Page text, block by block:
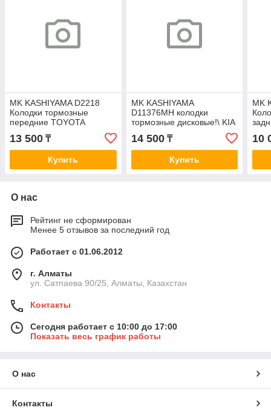
MK KASHIYAMA D2218
Колодки тормозные
передние TOYOTA
HIGHLANDER MCU 08.03-
05.07
13 500 ₸
Купить
MK KASHIYAMA
D11376MH колодки
тормозные дисковые!\ KIA
14 500₸
Купить
MK
-90
10
О нас
Рейтинг не сформирован
Менее 5 отзывов за последний год
Работает с 01.06.2012
г. Алматы
ул. Сатпаева 90/25, Алматы, Казахстан
Контакты
Сегодня работает с 10:00 до 17:00
Показать весь график работы
О нас
Контакты